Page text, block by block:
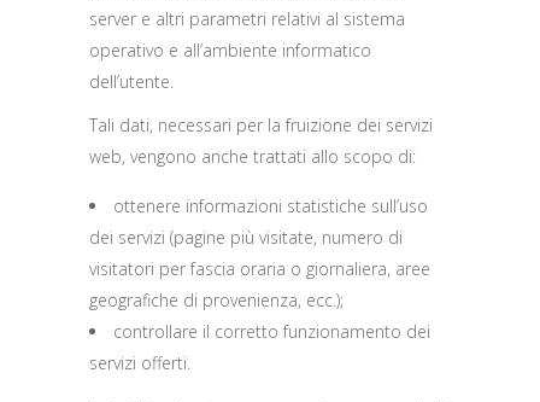
server e altri parametri relativi al sistema
operativo e all’ambiente informatico
dell’utente.
Tali dati, necessari per la fruizione dei servizi
web, vengono anche trattati allo scopo di:
ottenere informazioni statistiche sull’uso
dei servizi (pagine più visitate, numero di
visitatori per fascia oraria o giornaliera, aree
geografiche di provenienza, ecc.);
controllare il corretto funzionamento dei
servizi offerti.